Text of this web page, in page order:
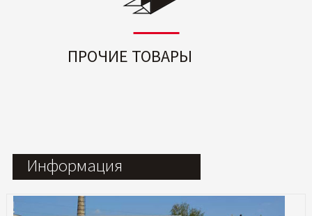
ПРОЧИЕ ТОВАРЫ
Информация